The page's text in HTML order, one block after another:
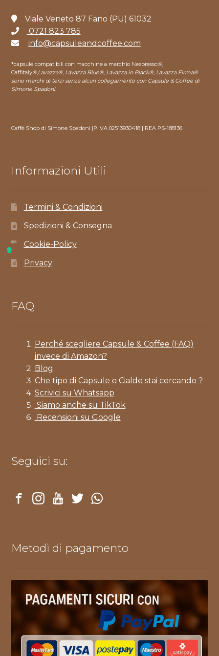
Viale Veneto 87 Fano (PU) 61032
0721 823 785
info@capsuleandcoffee.com
*capsule compatibili con macchine a marchio Nespresso®,
Caffitaly®,Lavazza®, Lavazza Blue®, Lavazza in Black®, Lavazza Firma®
sono marchi di terzi senza alcun collegamento con Capsule & Coffee di
Simone Spadoni.
Caffè Shop di Simone Spadoni |P.IVA 02513930418 | REA PS-188136
Informazioni Utili
Termini & Condizioni
Spedizioni & Consegna
Cookie-Policy
Privacy
FAQ
Perché scegliere Capsule & Coffee (FAQ)
invece di Amazon?
Blog
Che tipo di Capsule o Cialde stai cercando ?
Scrivici su Whatsapp
Siamo anche su TikTok
Recensioni su Google
Seguici su:
Metodi di pagamento